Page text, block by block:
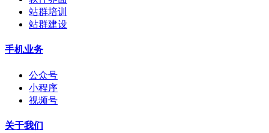
站群培训
站群建设
手机业务
公众号
小程序
视频号
关于我们